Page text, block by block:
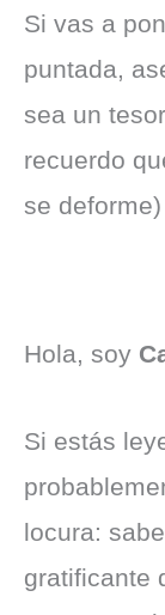
Si vas a
puntada,
sea un
recuerdo
se
Hola, soy
Si estás
locura:
gratificante